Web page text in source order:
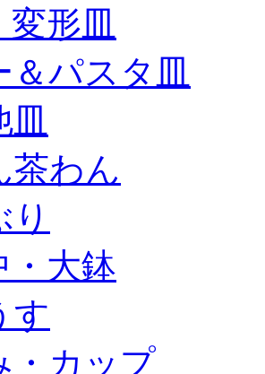
形皿
＆パスタ皿
茶わん
り
・大鉢
す
・カップ